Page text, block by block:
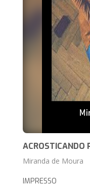
ACROSTICANDO
Miranda de Moura
IMPRESSO